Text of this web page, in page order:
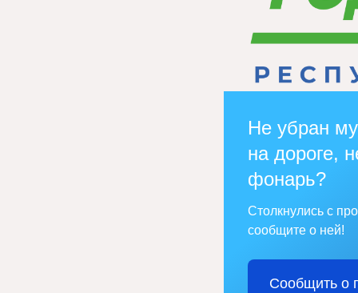
Не убран
на дороге,
фонарь?
Столкнулись с
сообщите о ней!
Сообщить о